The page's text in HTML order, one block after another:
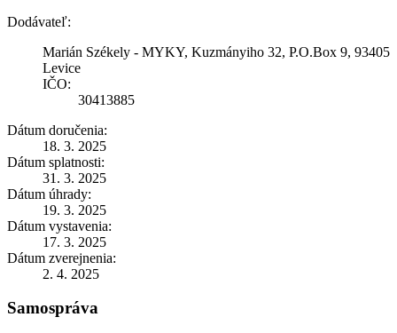
Dodávateľ:
Marián Székely - MYKY, Kuzmányiho 32, P.O.Box 9, 93405
Levice
IČO:
30413885
Dátum doručenia:
18. 3. 2025
Dátum splatnosti:
31. 3. 2025
Dátum úhrady:
19. 3. 2025
Dátum vystavenia:
17. 3. 2025
Dátum zverejnenia:
2. 4. 2025
Samospráva